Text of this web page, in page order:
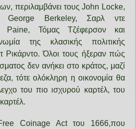
περιλαμβάνει τους John Locke,
George Berkeley, Σαρλ ντε
Paine, Τόμας Τζέφερσον και
της κλασικής πολιτικής
Ρικάρντο. Όλοι τους ήξεραν πώς
δεν ανήκει στο κράτος, μαζί
τότε ολόκληρη η οικονομία θα
του πιο ισχυρού καρτέλ, του
Coinage Act του 1666,που